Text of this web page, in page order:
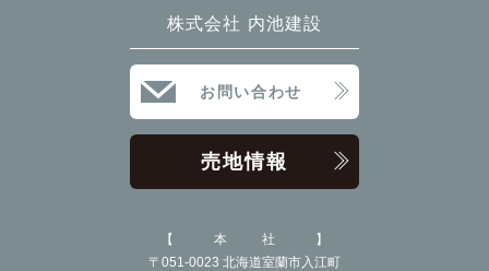
株式会社 内池建設
お問い合わせ
売地情報
本社
〒051-0023 北海道室蘭市入江町